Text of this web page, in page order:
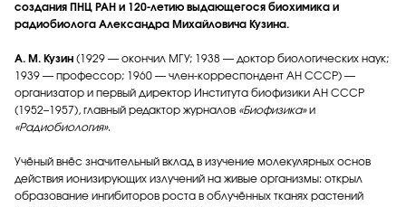
создания ПНЦ РАН и 120‑летию выдающегося биохимика и
радиобиолога Александра Михайловича Кузина.
А. М. Кузин (1929 — окончил МГУ; 1938 — доктор биологических наук;
1939 — профессор; 1960 — член‑корреспондент АН СССР) —
организатор и первый директор Института биофизики АН СССР
(1952–1957), главный редактор журналов «Биофизика»и
«Радиобиология».
Учёный внёс значительный вклад в изучение молекулярных основ
действия ионизирующих излучений на живые организмы: открыл
образование ингибиторов роста в облучённых тканях растений